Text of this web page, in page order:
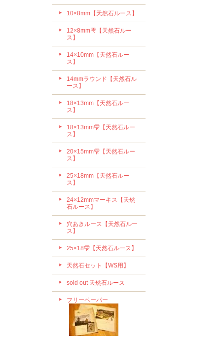
10×8mm【天然石ルース】
12×8mm雫【天然石ルー
ス】
14×10mm【天然石ルー
ス】
14mmラウンド【天然石ル
ース】
18×13mm【天然石ルー
ス】
18×13mm雫【天然石ルー
ス】
20×15mm雫【天然石ルー
ス】
25×18mm【天然石ルー
ス】
24×12mmマーキス【天然
石ルース】
穴あきルース【天然石ルー
ス】
25×18雫【天然石ルース】
天然石セット【WS用】
sold out 天然石ルース
フリーペーパー